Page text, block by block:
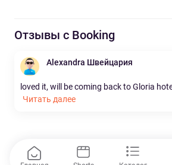
Отзывы с Booking
Alexandra Швейцария
loved it, will be coming back to Gloria
Читать далее